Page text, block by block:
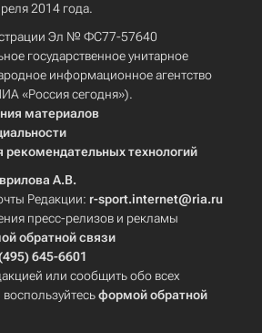
2014 года.
Эл № ФС77-57640
государственное унитарное
информационное агентство
«Россия сегодня»).
материалов
технологий
А.В.
Редакции: r-sport.internet@ria.ru
пресс-релизов и рекламы
обратной связи
645-6601
или сообщить обо всех
формой обратной